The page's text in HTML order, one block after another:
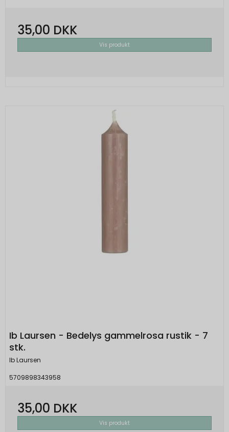
35,00 DKK
Vis produkt
Ib Laursen - Bedelys gammelrosa rustik - 7
stk.
Ib Laursen
5709898343958
35,00 DKK
Vis produkt